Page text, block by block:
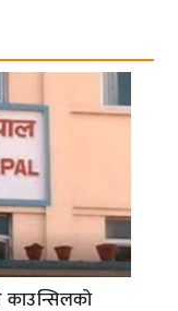
काउन्सिलको